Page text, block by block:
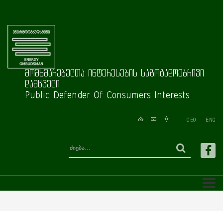
მომხმარებელთა ინტერესების საზოგადოებრივი
დამცველი
Public Defender Of Consumers Interests
GEO ENG